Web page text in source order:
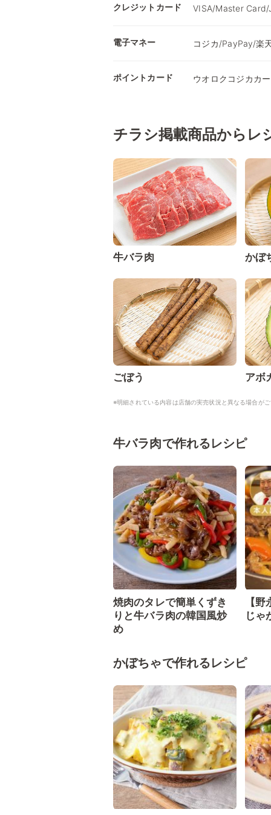
クレジットカード VISA/Master Card/
電子マネー コジカ/PayPay/楽
ポイントカード ウオロクコジカカ
チラシ掲載商品からレ
牛バラ肉 かぼ
ごぼう アボ
※明細されている内容は店舗の実売状況と異なる場合が
牛バラ肉で作れるレシピ
焼肉のタレで簡単くずき
りと牛バラ肉の韓国風炒
め
【
じゃ
かぼちゃで作れるレシピ